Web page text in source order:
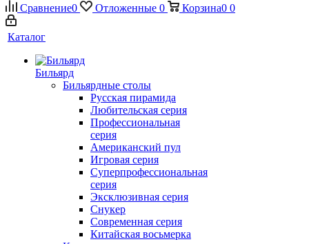
Сравнение0 Отложенные 0 Корзина0 0
Каталог
Бильярд
Бильярдные столы
Русская пирамида
Любительская серия
Профессиональная
серия
Американский пул
Игровая серия
Суперпрофессиональная
серия
Эксклюзивная серия
Снукер
Современная серия
Китайская восьмерка